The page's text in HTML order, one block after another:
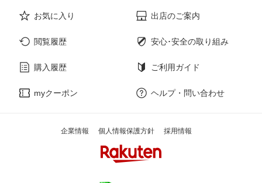
本・雑誌・コミック
お気に入り 出店のご案内
閲覧履歴 安心･安全の取り組み
購入履歴 ご利用ガイド
myクーポン ヘルプ・問い合わせ
企業情報 個人情報保護方針 採用情報